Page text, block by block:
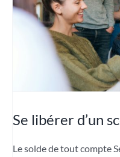
Se libérer d’un
Le solde de tout compte